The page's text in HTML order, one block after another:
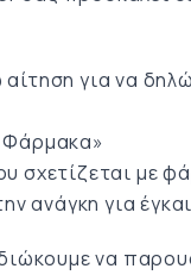
για να
με
ανάγκη για
να